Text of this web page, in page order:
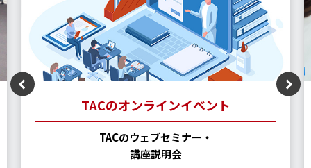
TACのオンラインイベント
TACのウェブセミナー・
講座説明会